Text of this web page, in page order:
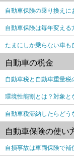
自動車保険の乗り換え
自動車保険は毎年変え
たまにしか乗らない車
自動車の税金
自動車税と自動車重量
環境性能割とは？対象
自動車税滞納したらど
自動車保険の使い
自損事故は車両保険で